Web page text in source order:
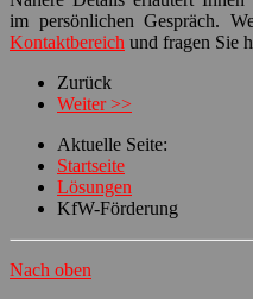
im persönlichen Gespräch.
Kontaktbereich und fragen Sie
Zurück
Weiter >>
Aktuelle Seite:
Startseite
Lösungen
KfW-Förderung
Nach oben